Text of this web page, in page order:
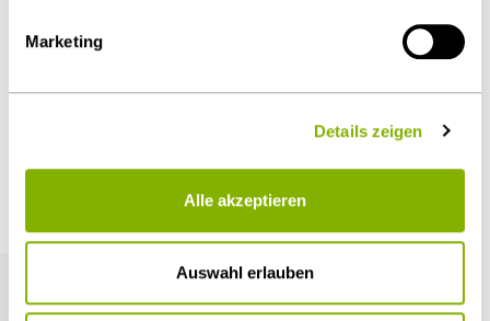
Marketing
Details zeigen
Alle akzeptieren
Auswahl erlauben
Weitere Artikel